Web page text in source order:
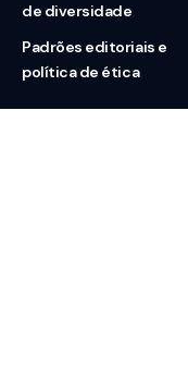
de diversidade
Padrões editoriais e
política de ética